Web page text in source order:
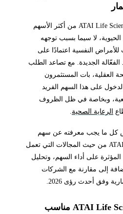
يعتبر سهم شركة ATAI Life Sciences BV من أكثر الأسهم
لا سيما بسبب توجهه
النفسية اعتمادًا على
الفعّالة الجديدة. مع تصاعد الطلب
العقلية، بات المستثمرون
على هذا السهم الفريد
وبخاصة في ظل الظروف
الرعاية الصحية.
كل ما يجب معرفته عن سهم
شركة ATAI Life Sciences BV من حيث المجالات التي تعمل
على أداء السهم، وتحليل
إلى مقارنة مع الشركات
وفق أحدث رؤى 2026.
هل سهم ATAI Life Sciences BV مناسب